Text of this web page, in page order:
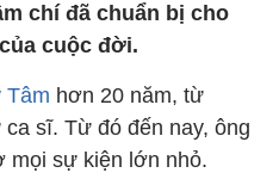
chí đã chuẩn bị cho
cuộc đời.
Tâm hơn 20 năm, từ
sĩ. Từ đó đến nay, ông
mọi sự kiện lớn nhỏ.